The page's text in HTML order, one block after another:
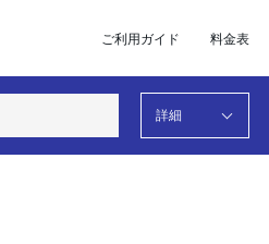
ご利用ガイド 料金表
詳細